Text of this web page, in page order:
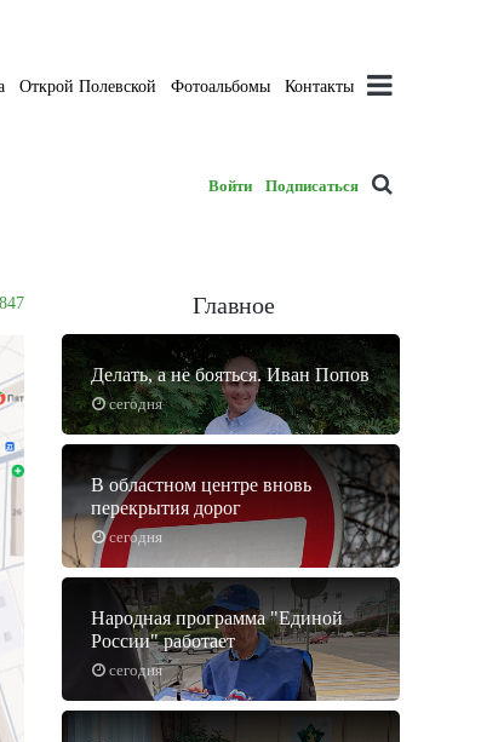
Открой Полевской Фотоальбомы Контакты
Войти Подписаться
847 Главное
сегодня
Делать, а не бояться. Иван Попов
сегодня
В областном центре вновь
перекрытия дорог
сегодня
Народная программа "Единой
России" работает